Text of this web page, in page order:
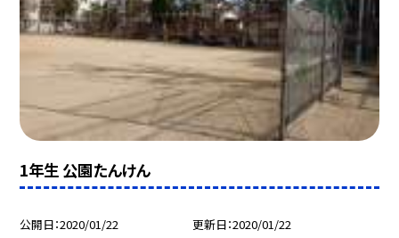
1年生 公園たんけん
公開日 2020/01/22 更新日 2020/01/22